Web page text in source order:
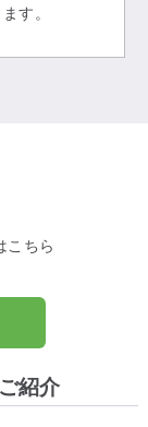
す。
こちら
紹介